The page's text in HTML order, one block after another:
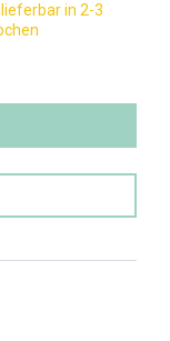
lieferbar in 2-3